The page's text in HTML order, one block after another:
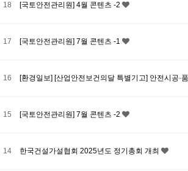
18 [국토안전관리원] 4월 콘텐츠 -2
17 [국토안전관리원] 7월 콘텐츠 -1
16 [환경일보] [산업안전보건의달 특별기고] 안전시공·
15 [국토안전관리원] 7월 콘텐츠 -2
14 한국건설가설협회 2025년도 정기총회 개최